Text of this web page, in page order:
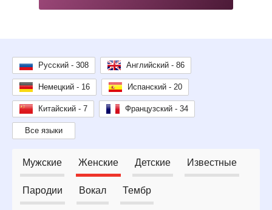
Русский - 308 Английский - 86
Немецкий - 16 Испанский - 20
Китайский - 7 Французский - 34
Все языки
Мужские Женские Детские Известные
Пародии Вокал Тембр